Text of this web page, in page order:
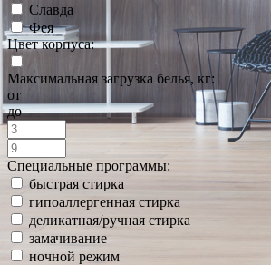
Славда
Фея
Цвет корпуса:
Максимальная загрузка белья, кг:
от
до
Специальные программы:
быстрая стирка
гипоаллергенная стирка
деликатная/ручная стирка
замачивание
ночной режим